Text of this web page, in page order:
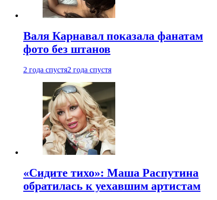
Валя Карнавал показала фанатам
фото без штанов
2 года спустя2 года спустя
«Сидите тихо»: Маша Распутина
обратилась к уехавшим артистам